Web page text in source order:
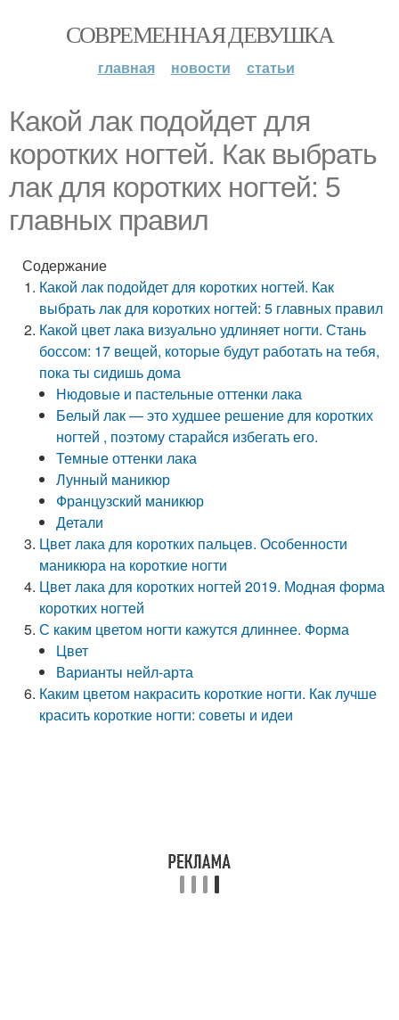
СОВРЕМЕННАЯ ДЕВУШКА
главная новости статьи
Какой лак подойдет для
коротких ногтей. Как выбрать
лак для коротких ногтей: 5
главных правил
Содержание
Какой лак подойдет для коротких ногтей. Как
выбрать лак для коротких ногтей: 5 главных правил
Какой цвет лака визуально удлиняет ногти. Стань
боссом: 17 вещей, которые будут работать на тебя,
пока ты сидишь дома
Нюдовые и пастельные оттенки лака
Белый лак — это худшее решение для коротких
ногтей , поэтому старайся избегать его.
Темные оттенки лака
Лунный маникюр
Французский маникюр
Детали
Цвет лака для коротких пальцев. Особенности
маникюра на короткие ногти
Цвет лака для коротких ногтей 2019. Модная форма
коротких ногтей
С каким цветом ногти кажутся длиннее. Форма
Цвет
Варианты нейл-арта
Каким цветом накрасить короткие ногти. Как лучше
красить короткие ногти: советы и идеи